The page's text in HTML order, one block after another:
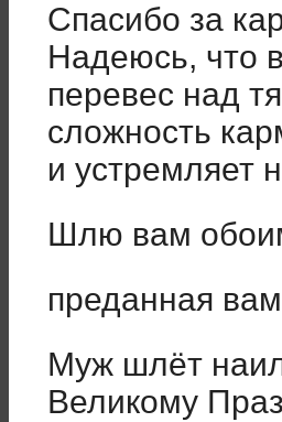
Спасибо за
Надеюсь, что
перевес над
сложность
и устремляет
Шлю вам
преданная
Муж шлёт
Великому